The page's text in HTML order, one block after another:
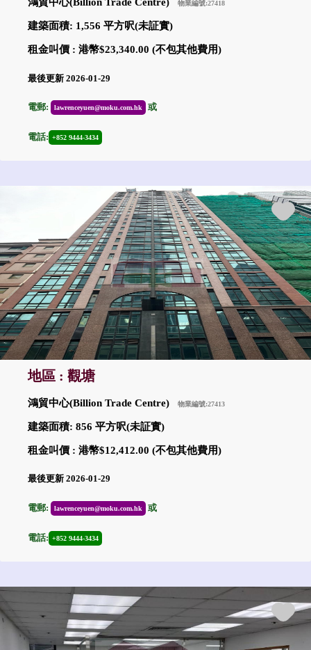
鴻貿中心(Billion Trade Centre) 物業編號:27418
建築面積: 1,556 平方呎(未証實)
租金叫價 : 港幣$23,340.00 (不包其他費用)
最後更新 2026-01-29
電郵: lawrenceyuen@moku.com.hk 或
電話: +852 9444-3434
地區 : 觀塘
鴻貿中心(Billion Trade Centre) 物業編號:27413
建築面積: 856 平方呎(未証實)
租金叫價 : 港幣$12,412.00 (不包其他費用)
最後更新 2026-01-29
電郵: lawrenceyuen@moku.com.hk 或
電話: +852 9444-3434